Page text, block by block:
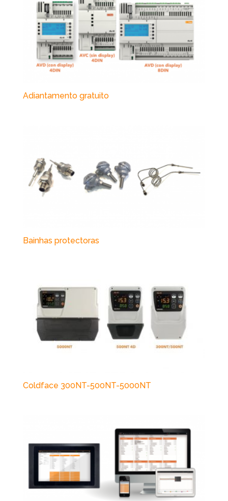
Adiantamento gratuito
Bainhas protectoras
Coldface 300NT-500NT-5000NT